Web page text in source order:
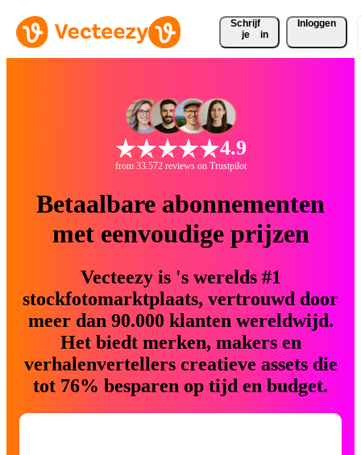
Schrijf
je
in
Inloggen
4.9
from 33.572 reviews on Trustpilot
Betaalbare abonnementen
met eenvoudige prijzen
Vecteezy is 's werelds #1
stockfotomarktplaats, vertrouwd door
meer dan 90.000 klanten wereldwijd.
Het biedt merken, makers en
verhalenvertellers creatieve assets die
tot 76% besparen op tijd en budget.